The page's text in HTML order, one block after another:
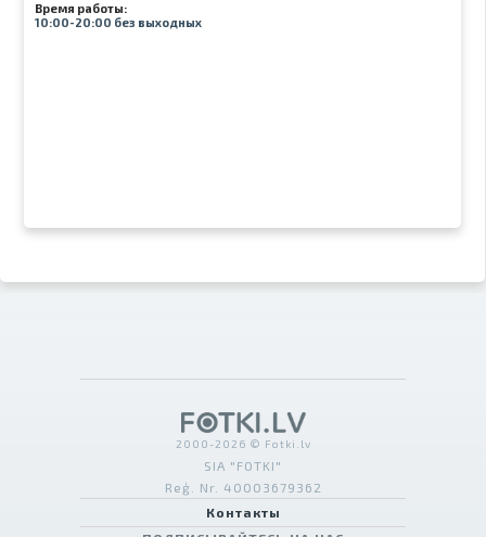
Время работы:
10:00-20:00 без выходных
2000-2026 © Fotki.lv
SIA "FOTKI"
Reģ. Nr. 40003679362
Контакты